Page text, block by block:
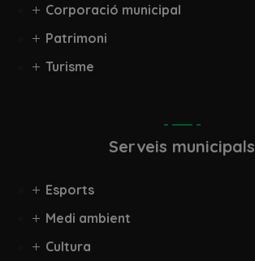
Corporació municipal
Patrimoni
Turisme
Serveis municipals
Esports
Medi ambient
Cultura